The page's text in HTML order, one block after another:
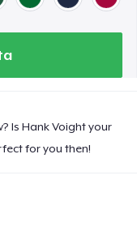
Is Hank Voight your
for you then!